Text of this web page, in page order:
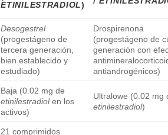
ETINILESTRADIOL)
Desogestrel
(progestágeno de
tercera generación,
bien establecido y
estudiado)
Drospirenona
(progestágeno de
generación con
antiandrogénicos)
Baja (0.02 mg de
etinilestradiolen los
activos)
Ultralowe (0.02 mg
etinilestradiol)
21 comprimidos